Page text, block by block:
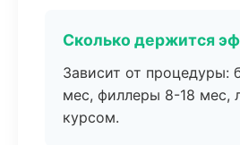
Сколько держится
Зависит от процедуры:
мес, филлеры 8-18 мес,
курсом.